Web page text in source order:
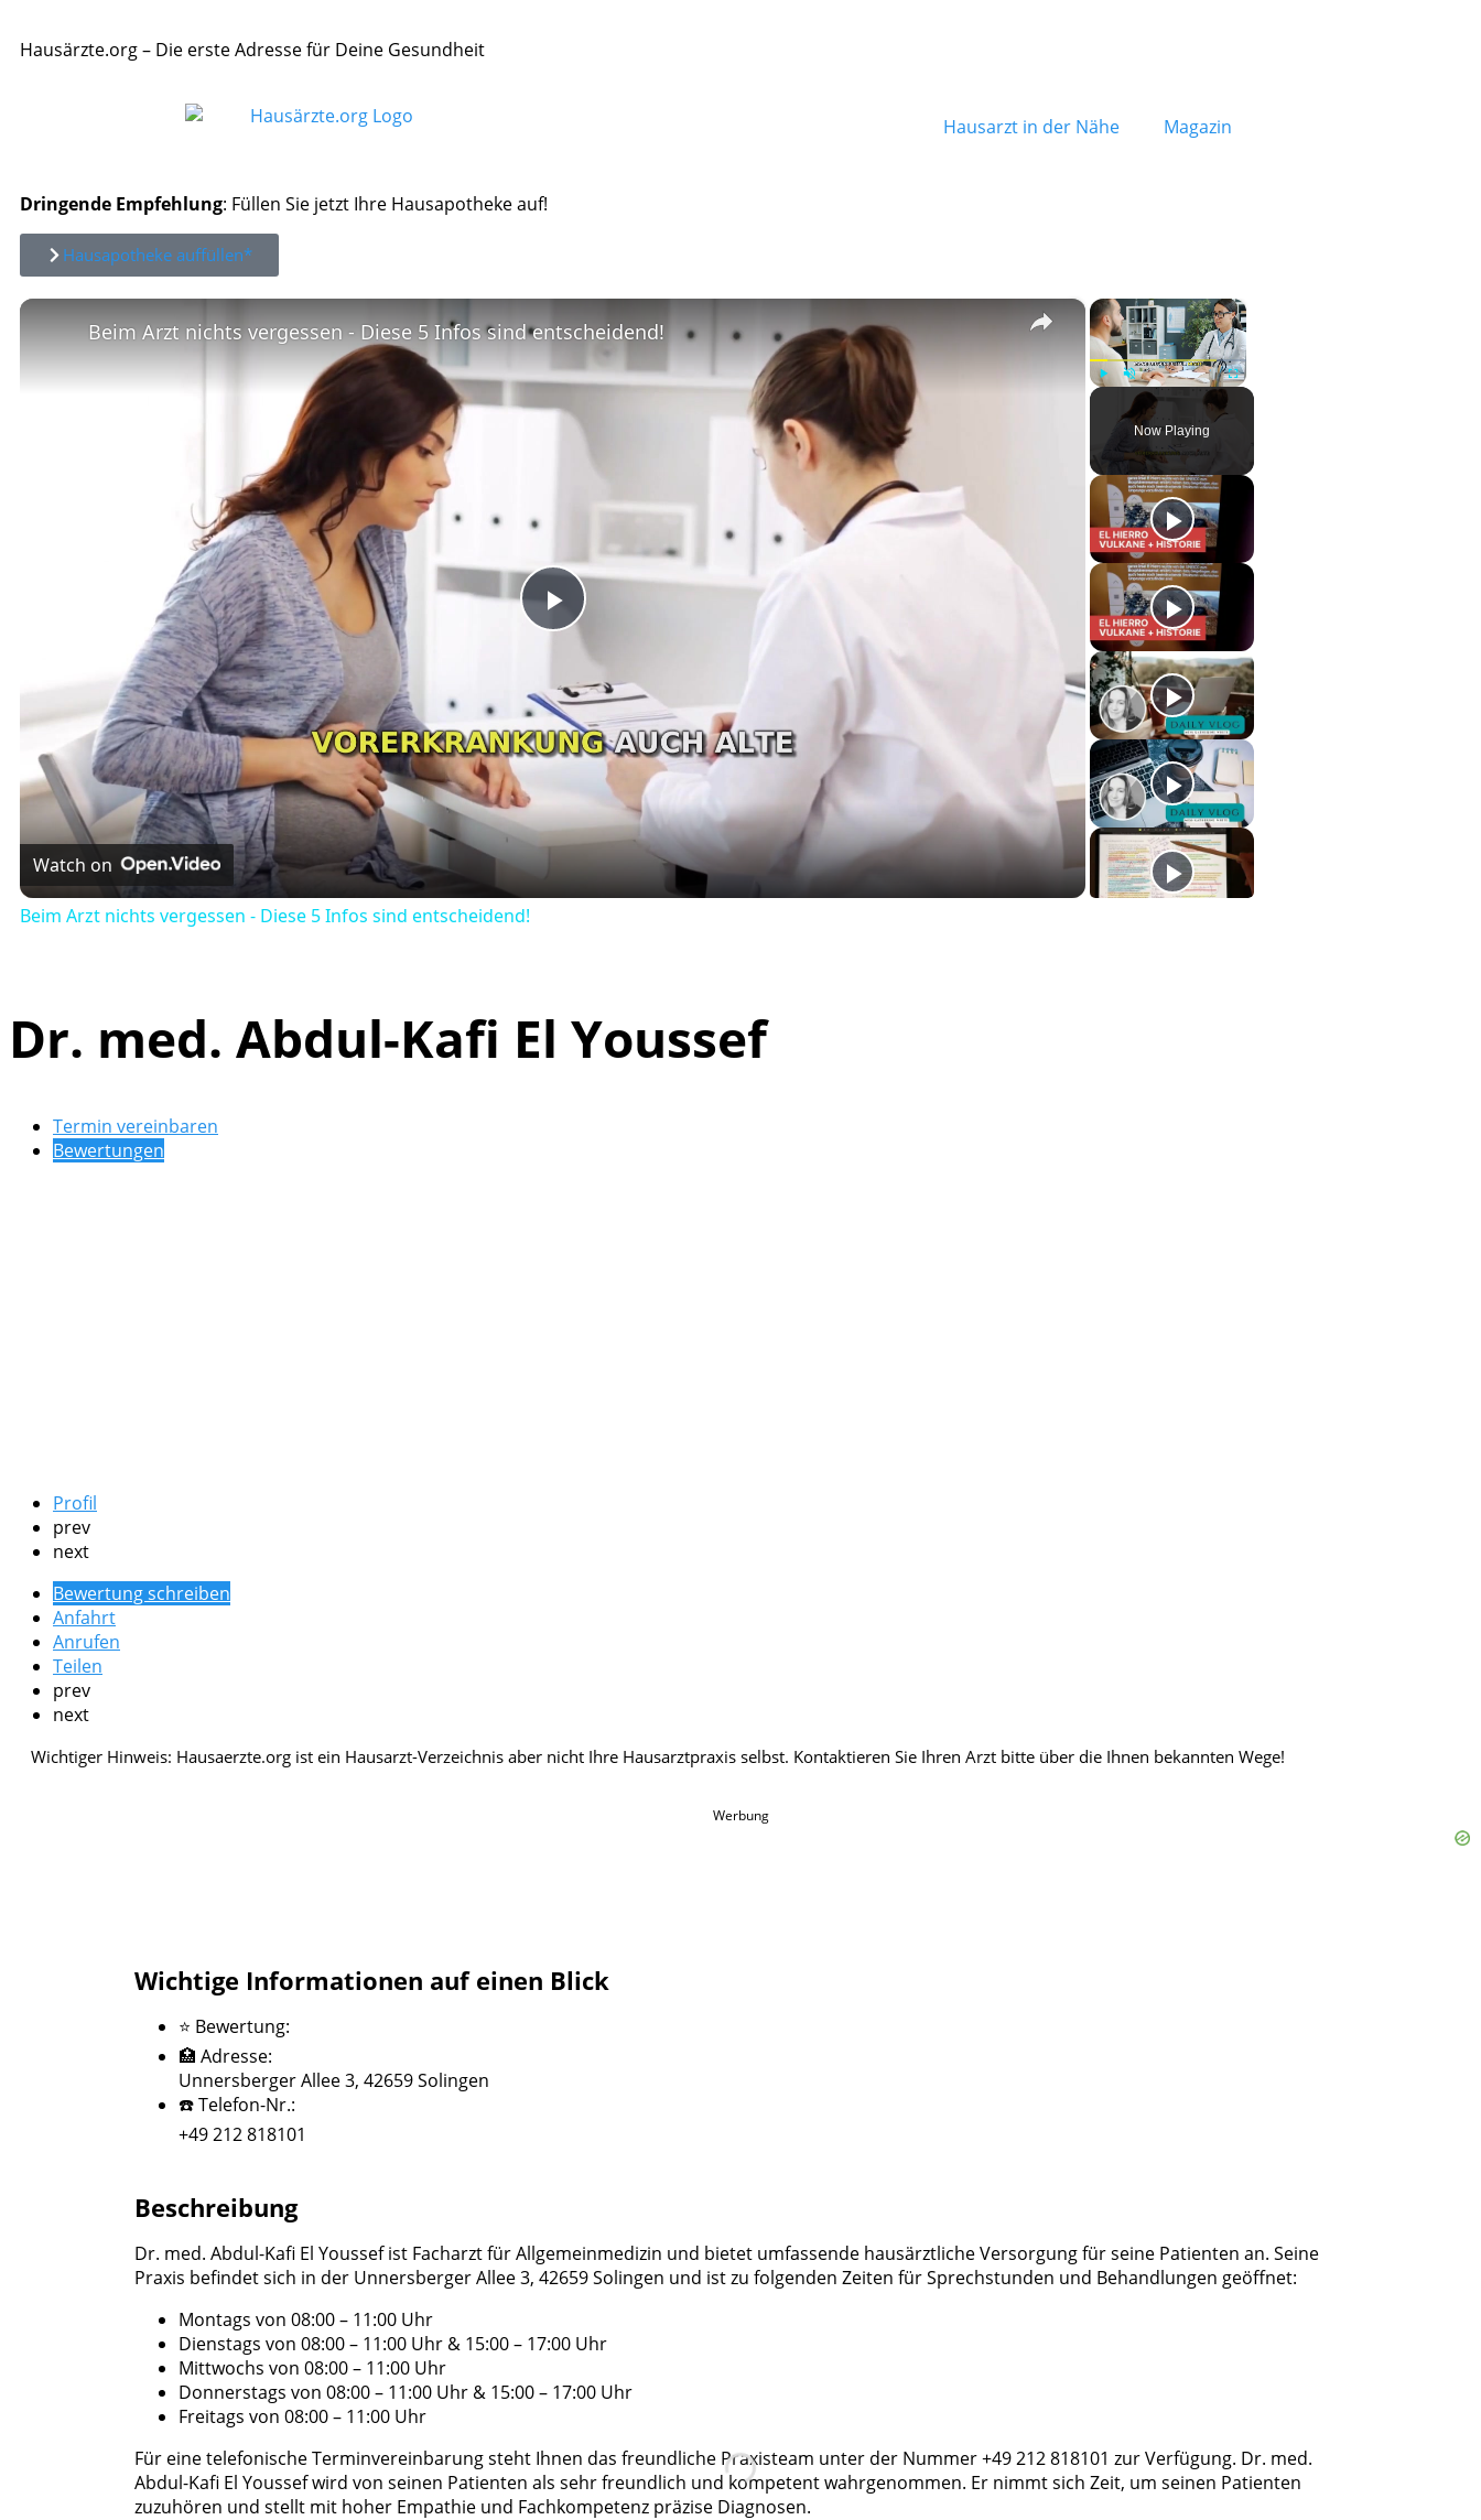
Hausärzte.org – Die erste Adresse für Deine Gesundheit
Hausarzt in der Nähe Magazin
Dringende Empfehlung: Füllen Sie jetzt Ihre Hausapotheke auf!
Hausapotheke auffüllen*
×
Unmute Fullscreen
Now Playing
×
Play
Video
Beim Arzt nichts vergessen - Diese 5 Infos sind entscheidend!
Watch on
Beim Arzt nichts vergessen - Diese 5 Infos sind entscheidend!
Dr. med. Abdul-Kafi El Youssef
Termin vereinbaren
Bewertungen
Profil
prev
next
Bewertung schreiben
Anfahrt
Anrufen
Teilen
prev
next
Werbung
Wichtige Informationen auf einen Blick
⭐ Bewertung:
🏥 Adresse:
Unnersberger Allee 3, 42659 Solingen
☎️ Telefon-Nr.:
+49 212 818101
Beschreibung
Dr. med. Abdul-Kafi El Youssef ist Facharzt für Allgemeinmedizin und bietet umfassende hausärztliche Versorgung für seine Patienten an. Seine
Praxis befindet sich in der Unnersberger Allee 3, 42659 Solingen und ist zu folgenden Zeiten für Sprechstunden und Behandlungen geöffnet:
Montags von 08:00 – 11:00 Uhr
Dienstags von 08:00 – 11:00 Uhr & 15:00 – 17:00 Uhr
Mittwochs von 08:00 – 11:00 Uhr
Donnerstags von 08:00 – 11:00 Uhr & 15:00 – 17:00 Uhr
Freitags von 08:00 – 11:00 Uhr
Für eine telefonische Terminvereinbarung steht Ihnen das freundliche Praxisteam unter der Nummer +49 212 818101 zur Verfügung. Dr. med.
Abdul-Kafi El Youssef wird von seinen Patienten als sehr freundlich und kompetent wahrgenommen. Er nimmt sich Zeit, um seinen Patienten
zuzuhören und stellt mit hoher Empathie und Fachkompetenz präzise Diagnosen.